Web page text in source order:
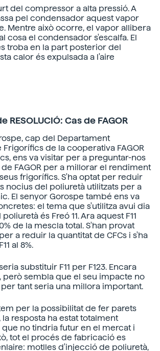
del compressor a alta pressió. A
pel condensador aquest vapor
Mentre això ocorre, el vapor allibera
cosa el condensador s'escalfa. El
troba en la part posterior del
calor és expulsada a l'aire
RESOLUCIÓ: Cas de FAGOR
cap del Departament
de la cooperativa FAGOR
ens va visitar per a preguntar-nos
FAGOR per a millorar el rendiment
frigorífics. S'ha optat per reduir
nocius del poliuretà utilitzats per a
El senyor Gorospe també ens va
el tema que s'utilitza avui dia
és Freó 11. Ara aquest F11
de la mescla total. S'han provat
a reduir la quantitat de CFCs i s'ha
al 8%.
substituir F11 per F123. Encara
però sembla que el seu impacte no
tant seria una millora important.
per la possibilitat de fer parets
resposta ha estat totalment
que no tindria futur en el mercat i
tot el procés de fabricació es
motlles d'injecció de poliuretà,